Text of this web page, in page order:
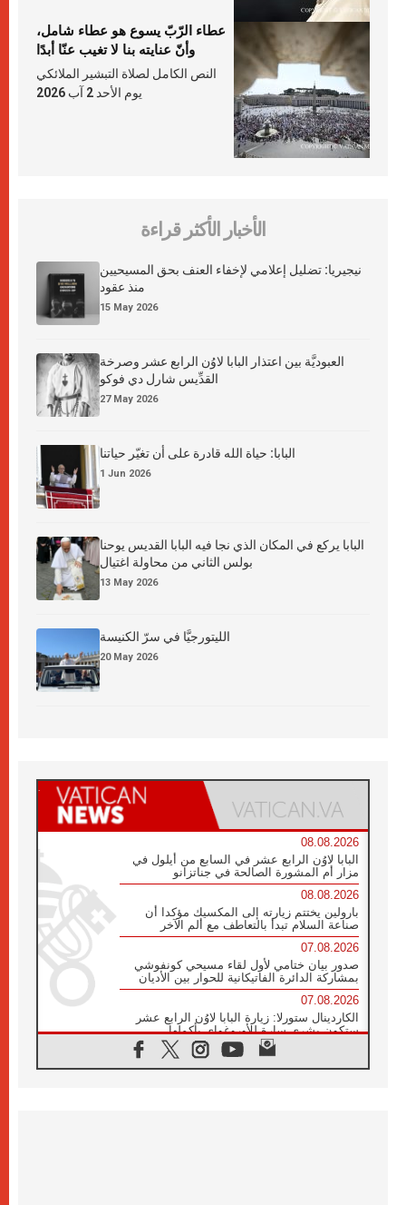
عطاء الرّبّ يسوع هو عطاء شامل،
وأنّ عنايته بنا لا تغيب عنّا أبدًا
النص الكامل لصلاة التبشير الملائكي
يوم الأحد 2 آب 2026
الأخبار الأكثر قراءة
نيجيريا: تضليل إعلامي لإخفاء العنف بحق المسيحيين
منذ عقود
15 May 2026
العبوديَّة بين اعتذار البابا لاوُن الرابع عشر وصرخة
القدِّيس شارل دي فوكو
27 May 2026
البابا: حياة الله قادرة على أن تغيّر حياتنا
1 Jun 2026
البابا يركع في المكان الذي نجا فيه البابا القديس يوحنا
بولس الثاني من محاولة اغتيال
13 May 2026
الليتورجيَّا في سرّ الكنيسة
20 May 2026
08.08.2026
البابا لاوُن الرابع عشر في السابع من أيلول في
مزار أم المشورة الصالحة في جناتزانو
08.08.2026
بارولين يختتم زيارته إلى المكسيك مؤكدا أن
صناعة السلام تبدأ بالتعاطف مع ألم الآخر
07.08.2026
صدور بيان ختامي لأول لقاء مسيحي كونفوشي
بمشاركة الدائرة الفاتيكانية للحوار بين الأديان
07.08.2026
الكاردينال ستورلا: زيارة البابا لاوُن الرابع عشر
ستكون بشرى سارة للأوروغواي بأكملها
الفاتيكان يعلن برنامج الزيارة الرسولية للبابا لاوُن